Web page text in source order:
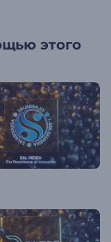
этого